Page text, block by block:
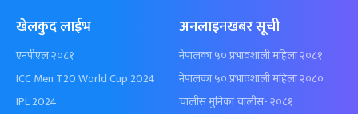
खेलकुद लाईभ
एनपीएल २०८१
ICC Men T20 World Cup 2024
IPL 2024
अनलाइनखबर सूची
नेपालका ५० प्रभावशाली महिला २०८१
नेपालका ५० प्रभावशाली महिला २०८०
चालीस मुनिका चालीस- २०८१